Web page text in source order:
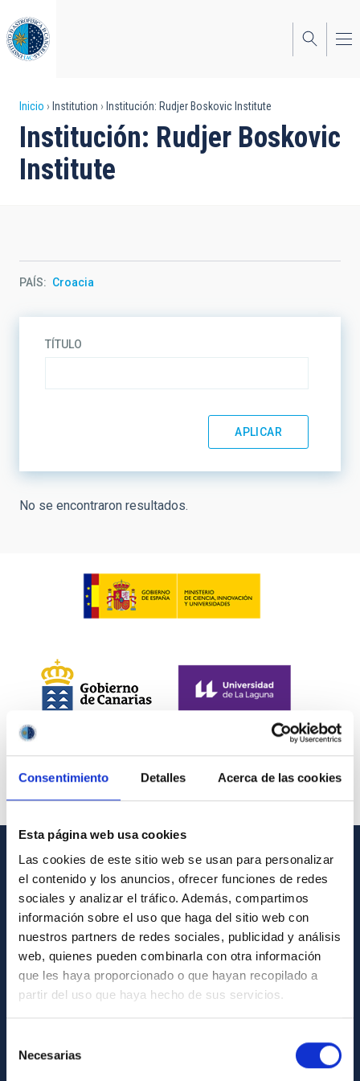
Consentimiento Detalles Acerca de las cookies
Esta página web usa cookies
Las cookies de este sitio web se usan para personalizar
el contenido y los anuncios, ofrecer funciones de redes
sociales y analizar el tráfico. Además, compartimos
información sobre el uso que haga del sitio web con
nuestros partners de redes sociales, publicidad y análisis
web, quienes pueden combinarla con otra información
que les haya proporcionado o que hayan recopilado a
partir del uso que haya hecho de sus servicios.
Necesarias
al
contenido
principal
Sobrescribir
enlaces
de
navegación
Inicio Institution Institución: Rudjer Boskovic Institute
Institución: Rudjer Boskovic
Institute
PAÍS Croacia
TÍTULO
No se encontraron resultados.
INFORMACIÓN GENERAL
Contacto
Cómo llegar al IAC
Directorio de personal
Biblioteca
Registro general
INFORMACIÓN INSTITUCIONAL